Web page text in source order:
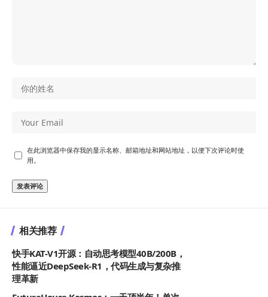
在此浏览器中保存我的显示名称、邮箱地址和网站地址，以便下次评论时使
用。
相关推荐
快手KAT-V1开源：自动思考模型40B/200B，
性能逼近DeepSeek-R1，代码生成与复杂推
理革新